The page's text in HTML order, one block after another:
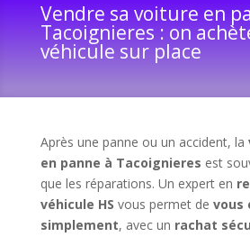
Vendre sa voiture en
Tacoignieres : on
véhicule sur place
Après une panne ou un accident, la
en panne à Tacoignieres est
que les réparations. Un expert en
véhicule HS vous permet de vous
simplement, avec un rachat